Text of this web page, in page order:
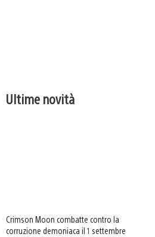
Ultime novità
Crimson Moon combatte contro la
corruzione demoniaca il 1 settembre